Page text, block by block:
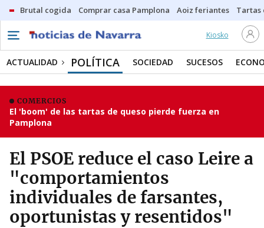
Brutal cogida Comprar casa Pamplona Aoiz feriantes Tartas
Kiosko
ACTUALIDAD POLÍTICA SOCIEDAD SUCESOS
COMERCIOS
El 'boom' de las tartas de queso pierde fuerza en
Pamplona
El PSOE reduce el caso Leire a
"comportamientos
individuales de farsantes,
oportunistas y resentidos"